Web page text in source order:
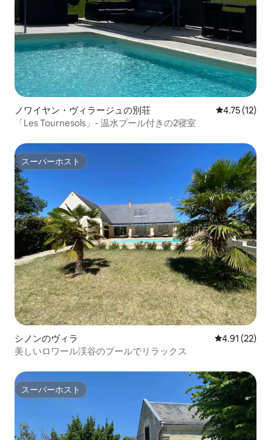
ノワイヤン・ヴィラージュの別荘 レビュー12
4.75 (12)
「Les Tournesols」- 温水プール付きの2寝室
スーパーホスト
スーパーホスト
シノンのヴィラ レビュー22
4.91 (22)
美しいロワール渓谷のプールでリラックス
スーパーホスト
スーパーホスト